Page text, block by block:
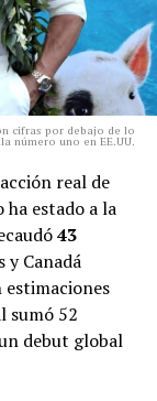
cifras por debajo de lo
número uno en EE.UU.
real de
estado a la
43
y Canadá
estimaciones
sumó 52
debut global